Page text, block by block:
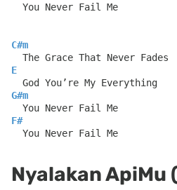
  You Never Fail Me
C#m
  The Grace That Never Fades
E
  God You’re My Everything
G#m
  You Never Fail Me
F#
  You Never Fail Me
Nyalakan ApiMu